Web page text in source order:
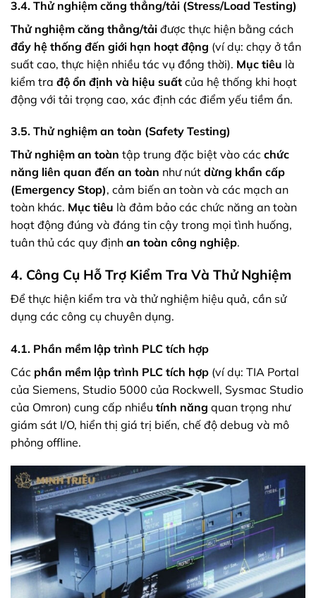
3.4. Thử nghiệm căng thẳng/tải (Stress/Load Testing)
Thử nghiệm căng thẳng/tải được thực hiện bằng cách
đẩy hệ thống đến giới hạn hoạt động (ví dụ: chạy ở tần
suất cao, thực hiện nhiều tác vụ đồng thời). Mục tiêu là
kiểm tra độ ổn định và hiệu suất của hệ thống khi hoạt
động với tải trọng cao, xác định các điểm yếu tiềm ẩn.
3.5. Thử nghiệm an toàn (Safety Testing)
Thử nghiệm an toàn tập trung đặc biệt vào các chức
năng liên quan đến an toàn như nút dừng khẩn cấp
(Emergency Stop), cảm biến an toàn và các mạch an
toàn khác. Mục tiêu là đảm bảo các chức năng an toàn
hoạt động đúng và đáng tin cậy trong mọi tình huống,
tuân thủ các quy định an toàn công nghiệp.
4. Công Cụ Hỗ Trợ Kiểm Tra Và Thử Nghiệm
Để thực hiện kiểm tra và thử nghiệm hiệu quả, cần sử
dụng các công cụ chuyên dụng.
4.1. Phần mềm lập trình PLC tích hợp
Các phần mềm lập trình PLC tích hợp (ví dụ: TIA Portal
của Siemens, Studio 5000 của Rockwell, Sysmac Studio
của Omron) cung cấp nhiều tính năng quan trọng như
giám sát I/O, hiển thị giá trị biến, chế độ debug và mô
phỏng offline.